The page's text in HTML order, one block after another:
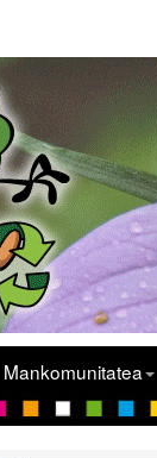
Mankomunitatea